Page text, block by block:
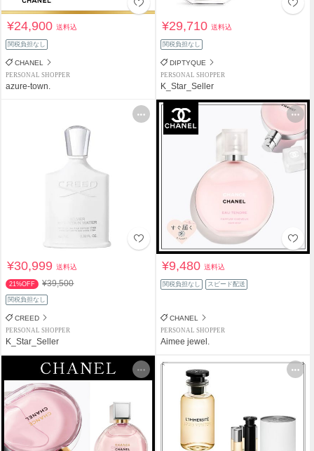
¥24,900送料込
関税負担なし
CHANEL
PERSONAL SHOPPER
azure-town.
¥29,710送料込
関税負担なし
DIPTYQUE
PERSONAL SHOPPER
K_Star_Seller
¥30,999送料込
21%OFF ¥39,500
関税負担なし
CREED
PERSONAL SHOPPER
K_Star_Seller
¥9,480送料込
関税負担なし スピード配送
CHANEL
PERSONAL SHOPPER
Aimee jewel.